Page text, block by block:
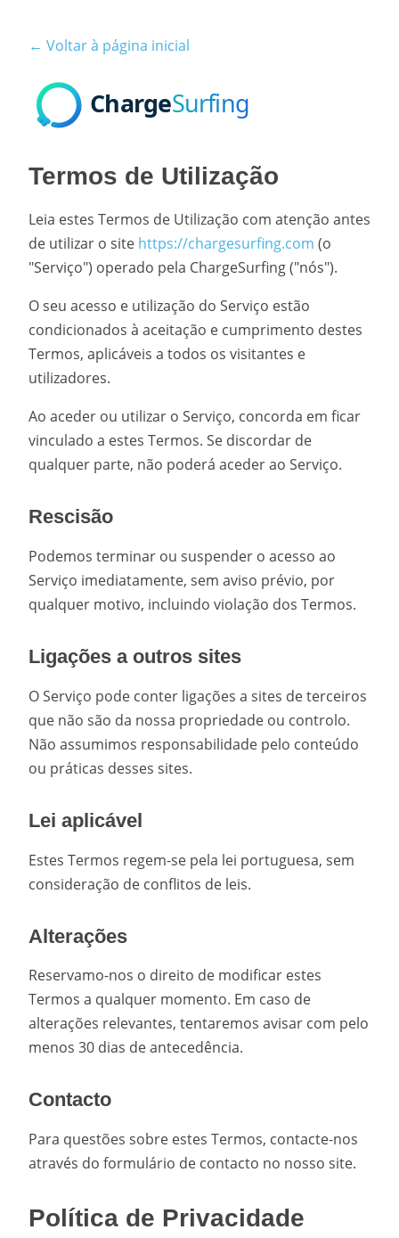
← Voltar à página inicial
Termos de Utilização
Leia estes Termos de Utilização com atenção antes
de utilizar o site https://chargesurfing.com (o
"Serviço") operado pela ChargeSurfing ("nós").
O seu acesso e utilização do Serviço estão
condicionados à aceitação e cumprimento destes
Termos, aplicáveis a todos os visitantes e
utilizadores.
Ao aceder ou utilizar o Serviço, concorda em ficar
vinculado a estes Termos. Se discordar de
qualquer parte, não poderá aceder ao Serviço.
Rescisão
Podemos terminar ou suspender o acesso ao
Serviço imediatamente, sem aviso prévio, por
qualquer motivo, incluindo violação dos Termos.
Ligações a outros sites
O Serviço pode conter ligações a sites de terceiros
que não são da nossa propriedade ou controlo.
Não assumimos responsabilidade pelo conteúdo
ou práticas desses sites.
Lei aplicável
Estes Termos regem-se pela lei portuguesa, sem
consideração de conflitos de leis.
Alterações
Reservamo-nos o direito de modificar estes
Termos a qualquer momento. Em caso de
alterações relevantes, tentaremos avisar com pelo
menos 30 dias de antecedência.
Contacto
Para questões sobre estes Termos, contacte-nos
através do formulário de contacto no nosso site.
Política de Privacidade